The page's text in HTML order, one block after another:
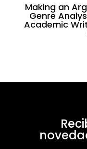
Making an
Genre
Academic